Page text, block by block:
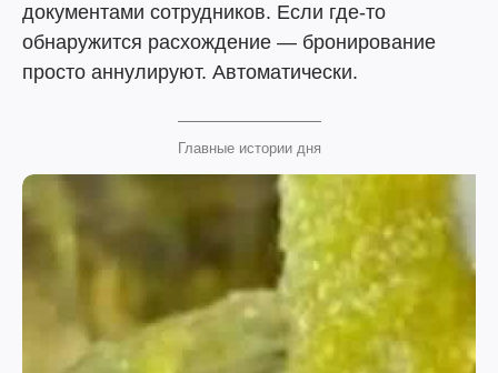
документами сотрудников. Если где-то
обнаружится расхождение — бронирование
просто аннулируют. Автоматически.
Главные истории дня